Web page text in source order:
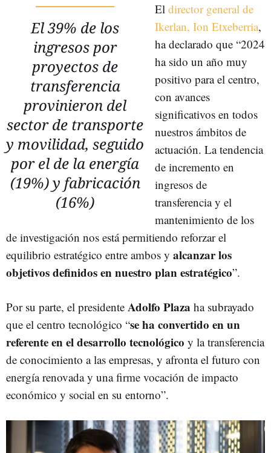
El 39% de los
ingresos por
proyectos de
transferencia
provinieron del
sector de transporte
y movilidad, seguido
por el de la energía
(19%) y fabricación
(16%)
El director general de
Ikerlan, Ion Etxeberria,
ha declarado que “2024
ha sido un año muy
positivo para el centro,
con avances
significativos en todos
nuestros ámbitos de
actuación. La tendencia
de incremento en
ingresos de
transferencia y el
mantenimiento de los
de investigación nos está permitiendo reforzar el
equilibrio estratégico entre ambos y alcanzar los
objetivos definidos en nuestro plan estratégico”.
Por su parte, el presidente Adolfo Plaza ha subrayado
que el centro tecnológico “se ha convertido en un
referente en el desarrollo tecnológico y la transferencia
de conocimiento a las empresas, y afronta el futuro con
energía renovada y una firme vocación de impacto
económico y social en su entorno”.